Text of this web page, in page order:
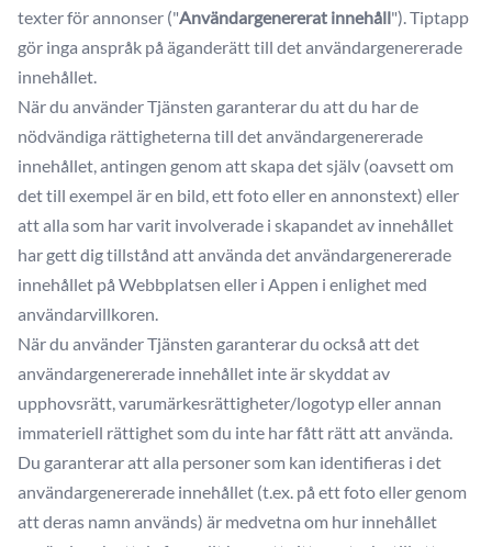
texter för annonser ("Användargenererat innehåll"). Tiptapp
gör inga anspråk på äganderätt till det användargenererade
innehållet.
När du använder Tjänsten garanterar du att du har de
nödvändiga rättigheterna till det användargenererade
innehållet, antingen genom att skapa det själv (oavsett om
det till exempel är en bild, ett foto eller en annonstext) eller
att alla som har varit involverade i skapandet av innehållet
har gett dig tillstånd att använda det användargenererade
innehållet på Webbplatsen eller i Appen i enlighet med
användarvillkoren.
När du använder Tjänsten garanterar du också att det
användargenererade innehållet inte är skyddat av
upphovsrätt, varumärkesrättigheter/logotyp eller annan
immateriell rättighet som du inte har fått rätt att använda.
Du garanterar att alla personer som kan identifieras i det
användargenererade innehållet (t.ex. på ett foto eller genom
att deras namn används) är medvetna om hur innehållet